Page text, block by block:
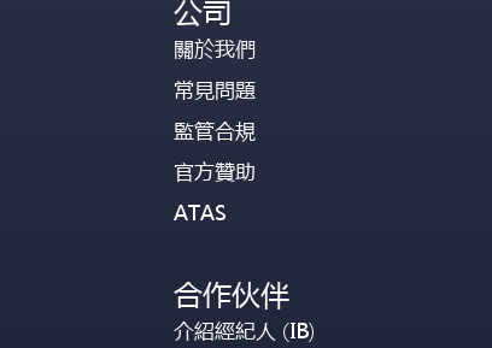
公司
關於我們
常見問題
監管合規
官方贊助
ATAS
合作伙伴
介紹經紀人 (IB)